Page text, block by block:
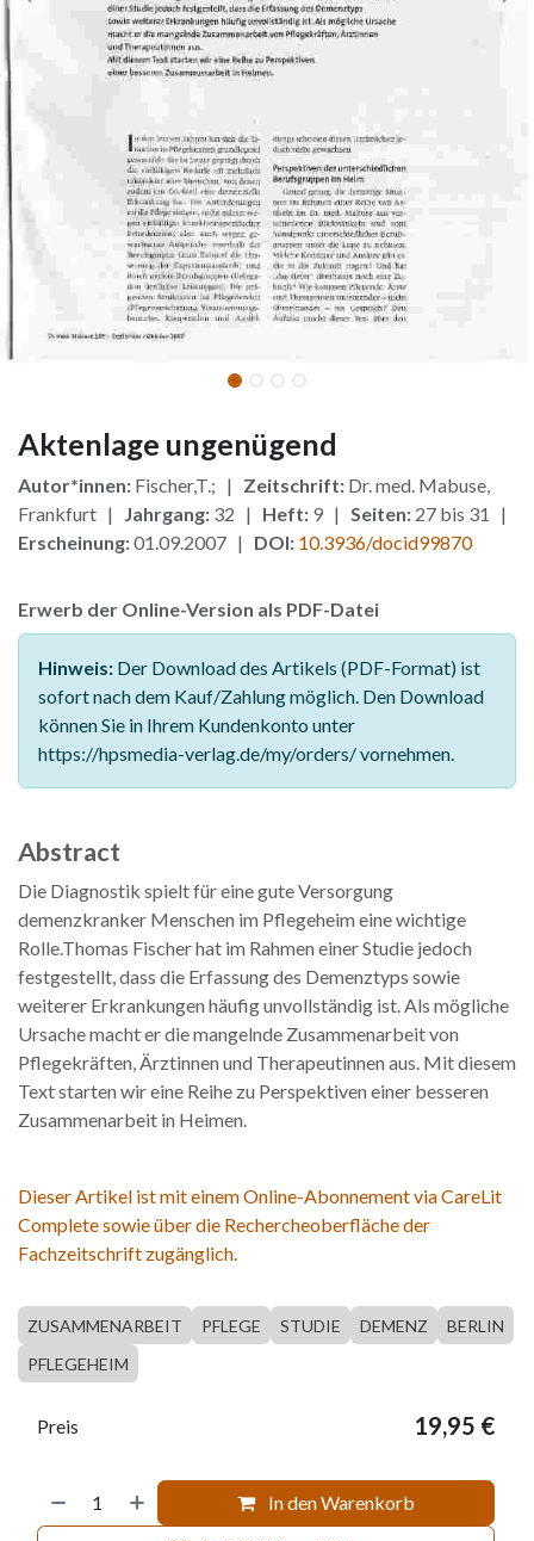
Aktenlage ungenügend
Autor*innen: Fischer,T.; | Zeitschrift: Dr. med. Mabuse,
Frankfurt |
Jahrgang: 32 | Heft: 9 | Seiten: 27 bis 31 |
Erscheinung:01.09.2007 | DOI: 10.3936/docid99870
Erwerb der Online-Version als PDF-Datei
Hinweis: Der Download des Artikels (PDF-Format) ist
sofort nach dem Kauf/Zahlung möglich. Den Download
können Sie in Ihrem Kundenkonto unter
https://hpsmedia-verlag.de/my/orders/ vornehmen.
Abstract
Die Diagnostik spielt für eine gute Versorgung
demenzkranker Menschen im Pflegeheim eine wichtige
Rolle.Thomas Fischer hat im Rahmen einer Studie jedoch
festgestellt, dass die Erfassung des Demenztyps sowie
weiterer Erkrankungen häufig unvollständig ist. Als mögliche
Ursache macht er die mangelnde Zusammenarbeit von
Pflegekräften, Ärztinnen und Therapeutinnen aus. Mit diesem
Text starten wir eine Reihe zu Perspektiven einer besseren
Zusammenarbeit in Heimen.
Dieser Artikel ist mit einem Online-Abonnement via CareLit
Complete sowie über die Rechercheoberfläche der
Fachzeitschrift zugänglich.
ZUSAMMENARBEIT PFLEGE STUDIE DEMENZ
BERLIN
PFLEGEHEIM
In den Warenkorb
Preis 19,95 €